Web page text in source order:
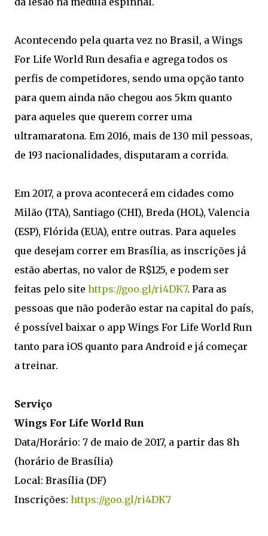
Acontecendo pela quarta vez no Brasil, a Wings
For Life World Run desafia e agrega todos os
perfis de competidores, sendo uma opção tanto
para quem ainda não chegou aos 5km quanto
para aqueles que querem correr uma
ultramaratona. Em 2016, mais de 130 mil pessoas,
de 193 nacionalidades, disputaram a corrida.
Em 2017, a prova acontecerá em cidades como
Milão (ITA), Santiago (CHI), Breda (HOL), Valencia
(ESP), Flórida (EUA), entre outras. Para aqueles
que desejam correr em Brasília, as inscrições já
estão abertas, no valor de R$125, e podem ser
feitas pelo site https://goo.gl/ri4DK7. Para as
pessoas que não poderão estar na capital do país,
é possível baixar o app Wings For Life World Run
tanto para iOS quanto para Android e já começar
a treinar.
Serviço
Wings For Life World Run
Data/Horário: 7 de maio de 2017, a partir das 8h
(horário de Brasília)
Local: Brasília (DF)
Inscrições: https://goo.gl/ri4DK7